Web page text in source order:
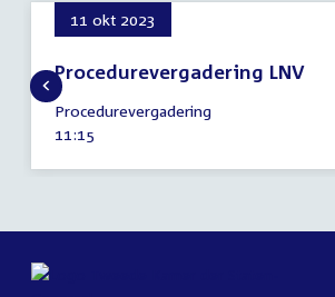
11 okt 2023
Procedurevergadering LNV
11
oktober
2023
Procedurevergadering
Tijd
11:15